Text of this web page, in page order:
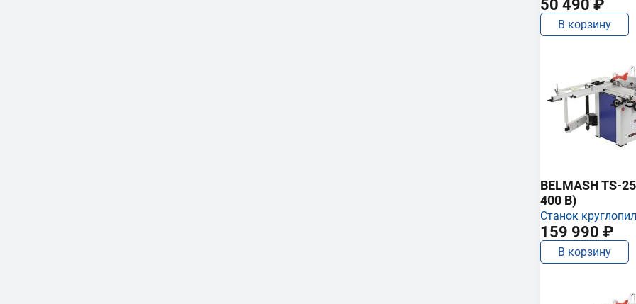
50 490 ₽
В корзину
BELMASH TS-
400 В)
Станок
159 990 ₽
В корзину